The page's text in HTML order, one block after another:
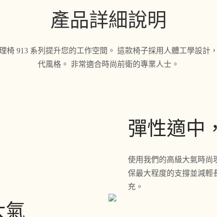
產品詳細說明
椅 913 系列提升您的工作空間。 這款椅子採用人體工學設計
代風格。 非常適合時尚前衛的專業人士。
彈性適中
使用我們的高級大氣時尚
保最大程度的支撐並減輕
充。
氣